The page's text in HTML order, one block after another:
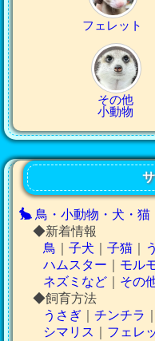
フェレット
その他
小動物
鳥・小動物・犬・猫
◆新着情報
鳥
子犬 子猫
ハムスター
モル
ネズミなど
その
◆飼育方法
うさぎ
チンチラ
シマリス
フェレ